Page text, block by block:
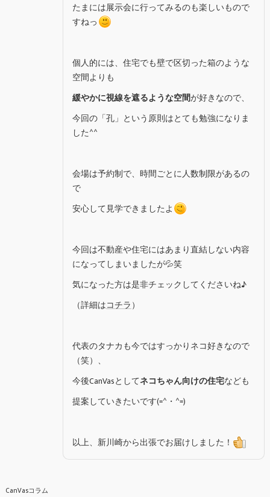
たまには展示会に行ってみるのも楽しいもので
すねっ
個人的には、住宅でも壁で区切った箱のような
空間よりも
緩やかに視線を遮るような空間が好きなので、
今回の「孔」という原則はとても勉強になりま
した^^
会場は予約制で、時間ごとに人数制限があるの
で
安心して見学できましたよ
今回は不動産や住宅にはあまり直結しない内容
になってしまいましたが💦笑
気になった方は是非チェックしてくださいね♪
（詳細はコチラ）
代表のタナカも今ではすっかりネコ好きなので
（笑）、
今後CanVasとしてネコちゃん向けの住宅なども
提案していきたいです(=^・^=)
以上、新川崎から出張でお届けしました！
CanVasコラム